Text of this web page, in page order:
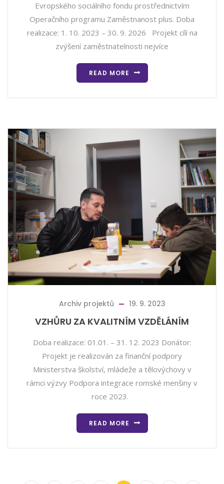
Evropského sociálního fondu prostřednictvím
Operačního programu Zaměstnanost plus. Doba
realizace: 1. 10. 2023 – 30. 9. 2026 Projekt cílí na
zvýšení zaměstnatelnosti nejvíce
READ MORE
Archiv projektů 19. 9. 2023
VZHŮRU ZA KVALITNÍM VZDĚLÁNÍM
Doba realizace: 01.01. – 31. 12. 2023 Donátor:
Projekt je realizován za finanční podpory
Ministerstva školství, mládeže a tělovýchovy v
rámci výzvy Podpora integrace romské menšiny v
roce 2023.
READ MORE